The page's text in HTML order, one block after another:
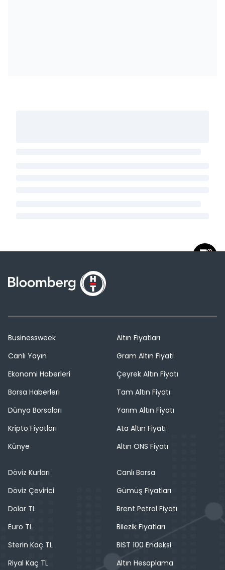
Businessweek
Canlı Yayın
Ekonomi Haberleri
Borsa Haberleri
Dünya Borsaları
Kripto Fiyatları
Künye
Altın Fiyatları
Gram Altın Fiyatı
Çeyrek Altın Fiyatı
Tam Altın Fiyatı
Yarım Altın Fiyatı
Ata Altın Fiyatı
Altın ONS Fiyatı
Döviz Kurları
Döviz Çevirici
Dolar TL
Euro TL
Sterin Kaç TL
Riyal Kaç TL
Canlı Borsa
Gümüş Fiyatları
Brent Petrol Fiyatı
Bilezik Fiyatları
BIST 100 Endeksi
Altın Hesaplama